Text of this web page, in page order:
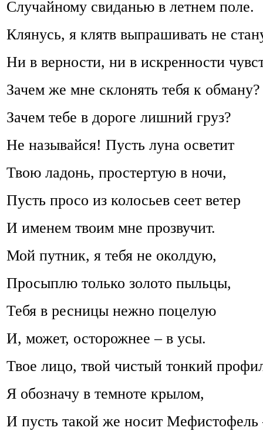
Случайному свиданью в летнем поле.
Клянусь, я клятв выпрашивать не
Ни в верности, ни в искренности
Зачем же мне склонять тебя к обману?
Зачем тебе в дороге лишний груз?
Не называйся! Пусть луна осветит
Твою ладонь, простертую в ночи,
Пусть просо из колосьев сеет ветер
И именем твоим мне прозвучит.
Мой путник, я тебя не околдую,
Просыплю только золото пыльцы,
Тебя в ресницы нежно поцелую
И, может, осторожнее – в усы.
Твое лицо, твой чистый тонкий
Я обозначу в темноте крылом,
И пусть такой же носит Мефистофель